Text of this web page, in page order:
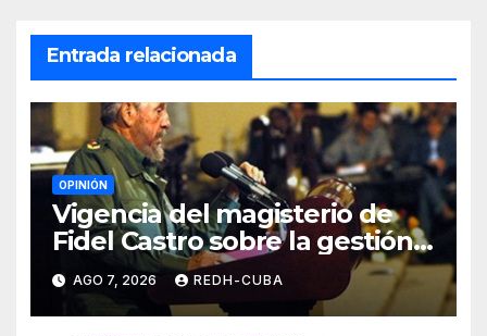
Entrada relacionada
OPINIÓN
Vigencia del magisterio de
Fidel Castro sobre la gestión
del liderazgo revolucionario.
Por Jorge Luís Guach Estévez
AGO 7, 2026 REDH-CUBA